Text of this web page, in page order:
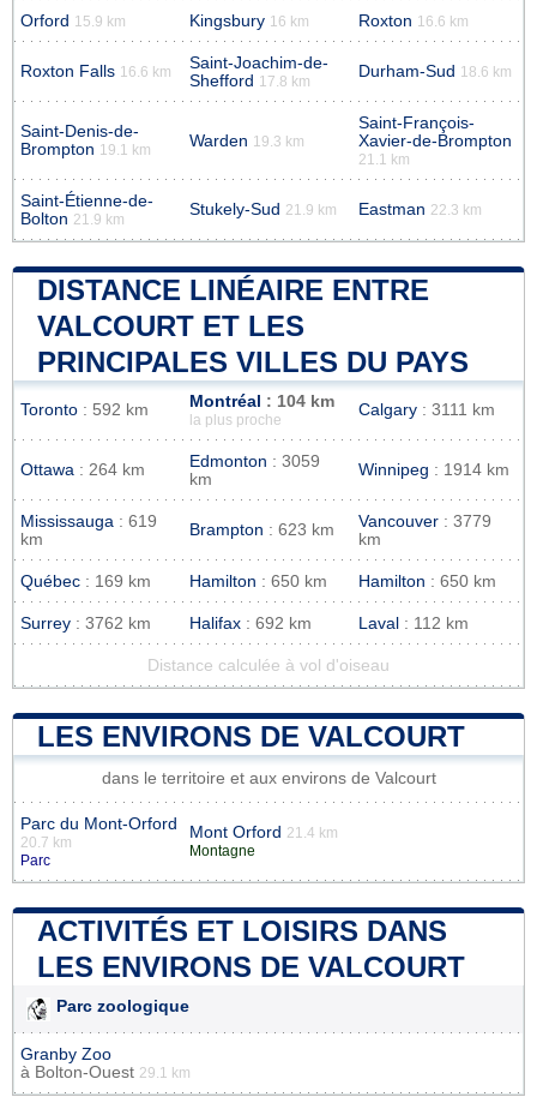
Orford 15.9 km Kingsbury 16 km Roxton 16.6 km
Roxton Falls 16.6 km
Saint-Joachim-de-
Shefford 17.8 km
Durham-Sud 18.6 km
Saint-Denis-de-
Brompton 19.1 km Warden 19.3 km
Saint-François-
Xavier-de-Brompton
21.1 km
Saint-Étienne-de-
Bolton 21.9 km
Stukely-Sud 21.9 km Eastman 22.3 km
DISTANCE LINÉAIRE ENTRE
VALCOURT ET LES
PRINCIPALES VILLES DU PAYS
Toronto : 592 km Montréal : 104 km
la plus proche
Calgary : 3111 km
Ottawa : 264 km Edmonton : 3059
km
Winnipeg : 1914 km
Mississauga : 619
km
Brampton : 623 km Vancouver : 3779
km
Québec : 169 km Hamilton : 650 km Hamilton : 650 km
Surrey : 3762 km Halifax : 692 km Laval : 112 km
Distance calculée à vol d'oiseau
LES ENVIRONS DE VALCOURT
dans le territoire et aux environs de Valcourt
Parc du Mont-Orford
20.7 km
Parc
Mont Orford 21.4 km
Montagne
ACTIVITÉS ET LOISIRS DANS
LES ENVIRONS DE VALCOURT
Parc zoologique
Granby Zoo
à Bolton-Ouest 29.1 km